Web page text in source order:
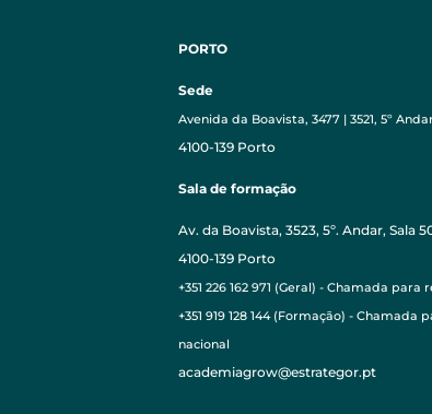
PORTO
Sede
Avenida da Boavista, 3477 | 3521, 5º
4100-139 Porto
Sala de formação
Av. da Boavista, 3523, 5º. Andar, Sala
4100-139 Porto
+351 226 162 971 (Geral) - Chamada para
+351 919 128 144 (Formação) - Chamada
nacional
academiagrow@estrategor.pt